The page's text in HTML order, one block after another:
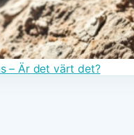
– Är det värt det?